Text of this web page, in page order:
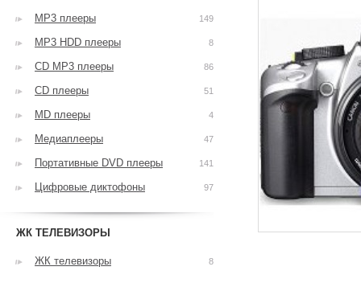
MP3 плееры 149
MP3 HDD плееры 8
CD MP3 плееры 86
CD плееры 51
MD плееры 4
Медиаплееры 47
Портативные DVD плееры 141
Цифровые диктофоны 97
ЖК ТЕЛЕВИЗОРЫ
ЖК телевизоры 8